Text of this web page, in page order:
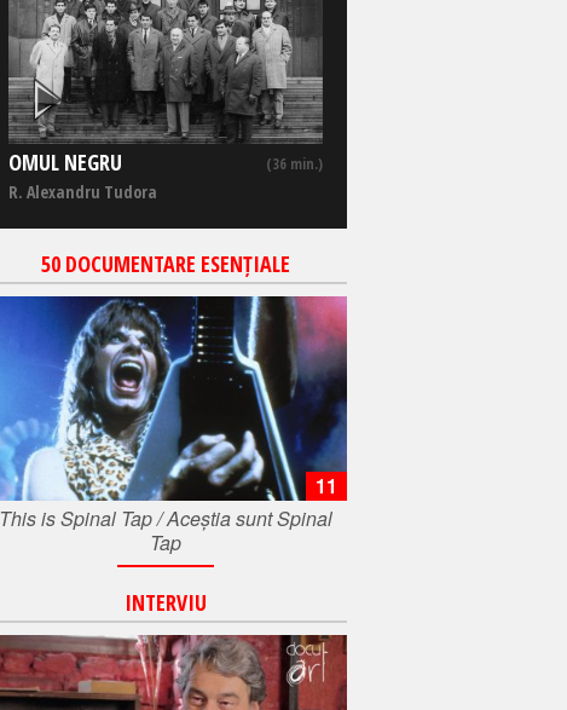
OMUL NEGRU (36 min.)
R. Alexandru Tudora
50 DOCUMENTARE ESENȚIALE
This is Spinal Tap / Aceștia sunt Spinal
Tap
11
INTERVIU